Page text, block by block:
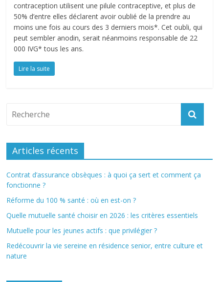
contraception utilisent une pilule contraceptive, et plus de
50% d’entre elles déclarent avoir oublié de la prendre au
moins une fois au cours des 3 derniers mois*. Cet oubli, qui
peut sembler anodin, serait néanmoins responsable de 22
000 IVG* tous les ans.
Lire la suite
Articles récents
Contrat d’assurance obsèques : à quoi ça sert et comment ça
fonctionne ?
Réforme du 100 % santé : où en est-on ?
Quelle mutuelle santé choisir en 2026 : les critères essentiels
Mutuelle pour les jeunes actifs : que privilégier ?
Redécouvrir la vie sereine en résidence senior, entre culture et
nature